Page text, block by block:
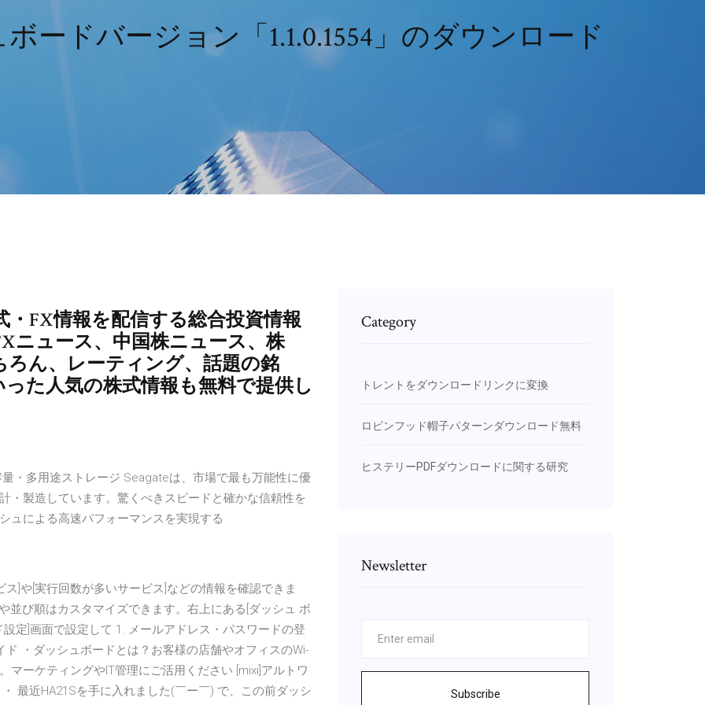
ードバージョン「1.1.0.1554」のダウンロード
FX情報を配信する総合投資情報
ニュース、中国株ニュース、株
ん、レーティング、話題の銘
た人気の株式情報も無料で提供し
・多用途ストレージ Seagateは、市場で最も万能性に優
・製造しています。驚くべきスピードと確かな信頼性を
ュによる高速パフォーマンスを実現する
]や[実行回数が多いサービス]などの情報を確認できま
並び順はカスタマイズできます。右上にある[ダッシュ ボ
定]画面で設定して 1. メールアドレス・パスワードの登
・ダッシュボードとは？お客様の店舗やオフィスのWi-
マーケティングやIT管理にご活用ください [mixi]アルトワ
最近HA21Sを手に入れました(￣ー￣) で、この前ダッシ
Category
トレントをダウンロードリンクに変換
ロビンフッド帽子パターンダウンロード無料
ヒステリーPDFダウンロードに関する研究
Newsletter
Subscribe